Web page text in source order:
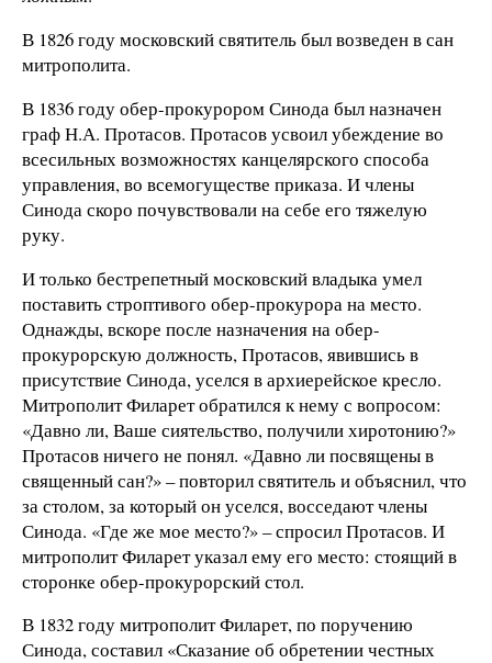
В 1826 году московский святитель был возведен в сан
митрополита.
В 1836 году обер-прокурором Синода был назначен
граф Н.А. Протасов. Протасов усвоил убеждение во
всесильных возможностях канцелярского способа
управления, во всемогуществе приказа. И члены
Синода скоро почувствовали на себе его тяжелую
руку.
И только бестрепетный московский владыка умел
поставить строптивого обер-прокурора на место.
Однажды, вскоре после назначения на обер-
прокурорскую должность, Протасов, явившись в
присутствие Синода, уселся в архиерейское кресло.
Митрополит Филарет обратился к нему с вопросом:
«Давно ли, Ваше сиятельство, получили хиротонию?»
Протасов ничего не понял. «Давно ли посвящены в
священный сан?» – повторил святитель и объяснил, что
за столом, за который он уселся, восседают члены
Синода. «Где же мое место?» – спросил Протасов. И
митрополит Филарет указал ему его место: стоящий в
сторонке обер-прокурорский стол.
В 1832 году митрополит Филарет, по поручению
Синода, составил «Сказание об обретении честных